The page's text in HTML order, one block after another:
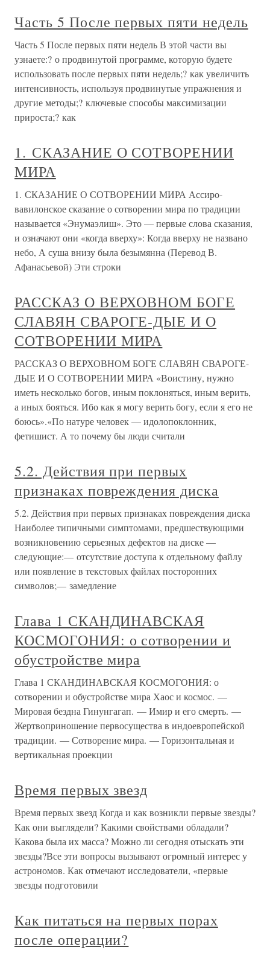
Часть 5 После первых пяти недель
Часть 5 После первых пяти недель В этой части вы
узнаете:? о продвинутой программе, которую будете
использовать после первых пяти недель;? как увеличить
интенсивность, используя продвинутые упражнения и
другие методы;? ключевые способы максимизации
прироста;? как
1. СКАЗАНИЕ О СОТВОРЕНИИ
МИРА
1. СКАЗАНИЕ О СОТВОРЕНИИ МИРА Ассиро-
вавилонское сказание о сотворении мира по традиции
называется «Энумаэлиш». Это — первые слова сказания,
и означают они «когда вверху»: Когда вверху не названо
небо, А суша внизу была безымянна (Перевод В.
Афанасьевой) Эти строки
РАССКАЗ О ВЕРХОВНОМ БОГЕ
СЛАВЯН СВАРОГЕ-ДЫЕ И О
СОТВОРЕНИИ МИРА
РАССКАЗ О ВЕРХОВНОМ БОГЕ СЛАВЯН СВАРОГЕ-
ДЫЕ И О СОТВОРЕНИИ МИРА «Воистину, нужно
иметь несколько богов, иным поклоняться, иным верить,
а иных бояться. Ибо как я могу верить богу, если я его не
боюсь».«По натуре человек — идолопоклонник,
фетишист. А то почему бы люди считали
5.2. Действия при первых
признаках повреждения диска
5.2. Действия при первых признаках повреждения диска
Наиболее типичными симптомами, предшествующими
возникновению серьезных дефектов на диске —
следующие:— отсутствие доступа к отдельному файлу
или появление в текстовых файлах посторонних
символов;— замедление
Глава 1 СКАНДИНАВСКАЯ
КОСМОГОНИЯ: о сотворении и
обустройстве мира
Глава 1 СКАНДИНАВСКАЯ КОСМОГОНИЯ: о
сотворении и обустройстве мира Хаос и космос. —
Мировая бездна Гинунгагап. — Имир и его смерть. —
Жертвоприношение первосущества в индоевропейской
традиции. — Сотворение мира. — Горизонтальная и
вертикальная проекции
Время первых звезд
Время первых звезд Когда и как возникли первые звезды?
Как они выглядели? Какими свойствами обладали?
Какова была их масса? Можно ли сегодня отыскать эти
звезды?Все эти вопросы вызывают огромный интерес у
астрономов. Как отмечают исследователи, «первые
звезды подготовили
Как питаться на первых порах
после операции?